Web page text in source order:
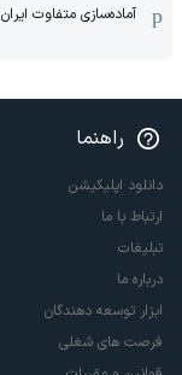
آماده‌سازی متفاوت
راهنما
دانلود اپلیکیشن
ارتباط با ما
تبلیغات
درباره ما
ابزار توسعه دهندگان
فرصت های شغلی